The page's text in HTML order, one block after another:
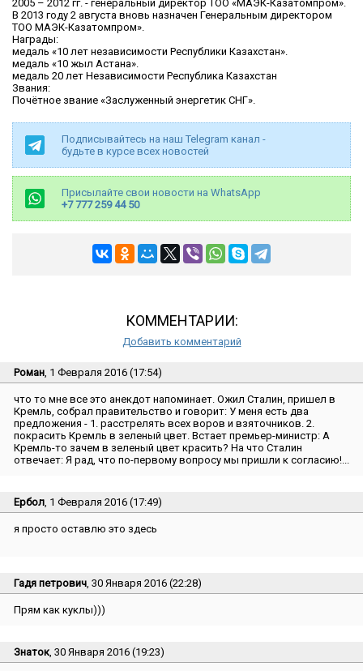
2005 – 2012 гг. - генеральный директор ТОО «МАЭК-Казатомпром».
В 2013 году 2 августа вновь назначен Генеральным директором
ТОО МАЭК-Казатомпром».
Награды:
медаль «10 лет независимости Республики Казахстан».
медаль «10 жыл Астана».
медаль 20 лет Независимости Республика Казахстан
Звания:
Почётное звание «Заслуженный энергетик СНГ».
Подписывайтесь на наш Telegram канал -
будьте в курсе всех новостей
Присылайте свои новости на WhatsApp
+7 777 259 44 50
КОММЕНТАРИИ:
Добавить комментарий
Роман , 1 Февраля 2016 (17:54)
что то мне все это анекдот напоминает. Ожил Сталин, пришел в
Кремль, собрал правительство и говорит: У меня есть два
предложения - 1. расстрелять всех воров и взяточников. 2.
покрасить Кремль в зеленый цвет. Встает премьер-министр: А
Кремль-то зачем в зеленый цвет красить? На что Сталин
отвечает: Я рад, что по-первому вопросу мы пришли к согласию!...
Ербол , 1 Февраля 2016 (17:49)
я просто оставлю это здесь
Гадя петрович , 30 Января 2016 (22:28)
Прям как куклы)))
Знаток , 30 Января 2016 (19:23)